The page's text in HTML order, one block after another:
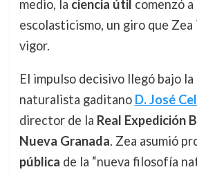
medio, la ciencia útil comenzó
escolasticismo, un giro que Zea
vigor.
El impulso decisivo llegó bajo la
naturalista gaditano D. José
director de la Real Expedición
Nueva Granada. Zea asumió
pública de la “nueva filosofía